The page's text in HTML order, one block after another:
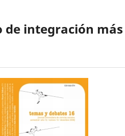
de integración más